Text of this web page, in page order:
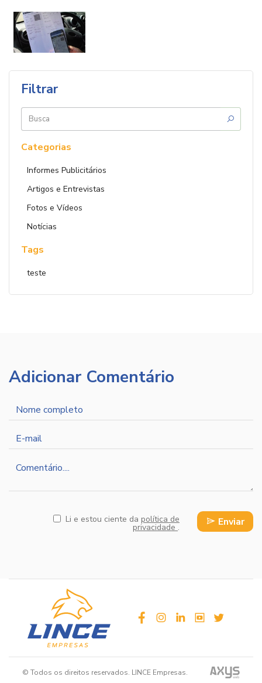
Filtrar
Buscar
por:
Categorias
Informes Publicitários
Artigos e Entrevistas
Fotos e Vídeos
Notícias
Tags
teste
Adicionar Comentário
Nome
completo
E-
mail
Comentário
Li e estou ciente da política de
privacidade . Enviar
facebook
instagram
linkedin
youtube
twitter
© Todos os direitos reservados. LINCE Empresas.